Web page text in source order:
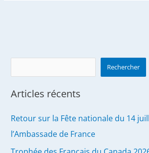
Rechercher
Articles récents
Retour sur la Fête nationale du 14
l’Ambassade de France